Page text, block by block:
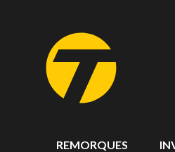
REMORQUES